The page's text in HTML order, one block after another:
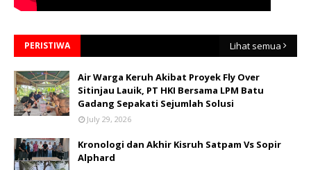
PERISTIWA Lihat semua
Air Warga Keruh Akibat Proyek Fly Over
Sitinjau Lauik, PT HKI Bersama LPM Batu
Gadang Sepakati Sejumlah Solusi
July 29, 2026
Kronologi dan Akhir Kisruh Satpam Vs Sopir
Alphard